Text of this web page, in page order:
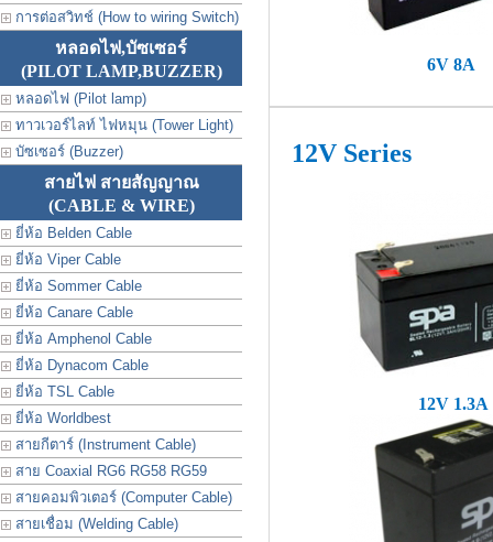
การต่อสวิทช์ (How to wiring Switch)
หลอดไฟ,บัซเซอร์
(PILOT LAMP,BUZZER)
หลอดไฟ (Pilot lamp)
ทาวเวอร์ไลท์ ไฟหมุน (Tower Light)
บัซเซอร์ (Buzzer)
สายไฟ สายสัญญาณ
(CABLE & WIRE)
ยี่ห้อ Belden Cable
ยี่ห้อ Viper Cable
ยี่ห้อ Sommer Cable
ยี่ห้อ Canare Cable
ยี่ห้อ Amphenol Cable
ยี่ห้อ Dynacom Cable
ยี่ห้อ TSL Cable
ยี่ห้อ Worldbest
สายกีตาร์ (Instrument Cable)
สาย Coaxial RG6 RG58 RG59
สายคอมพิวเตอร์ (Computer Cable)
สายเชื่อม (Welding Cable)
6V 8A
12V Series
12V 1.3A